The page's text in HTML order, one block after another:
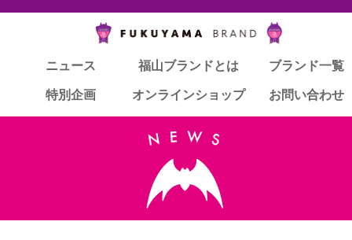
ニュース 福山ブランドとは ブランド一覧
特別企画 オンラインショップ お問い合わせ
ニュース 福山ブランドとは ブランド一覧
特別企画 オンラインショップ お問い合わせ